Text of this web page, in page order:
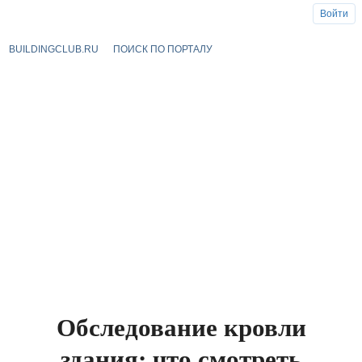
BUILDINGCLUB.RU ПОИСК ПО ПОРТАЛУ
Обследование кровли
Войти